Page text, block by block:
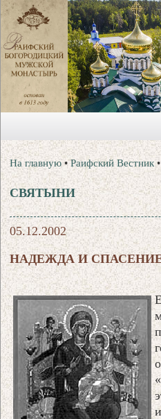
На главную •Раифский Вестник
СВЯТЫНИ
05.12.2002
НАДЕЖДА И